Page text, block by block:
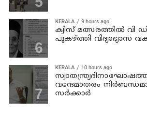
KERALA 9 hours ago
ക്വിസ് മത്സരത്തില്‍ വി
പുകഴ്ത്തി വിദ്യാഭ്യാസ
KERALA 10 hours ago
വന്ദേമാതരം
സര്‍ക്കാര്‍